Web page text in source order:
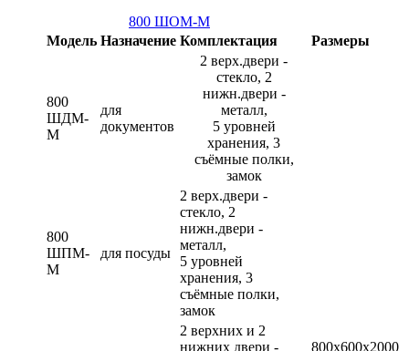
800 ШОМ-М
Модель Назначение Комплектация Размеры
800
ШДМ-
М
для
документов
2 верх.двери -
стекло, 2
нижн.двери -
металл,
5 уровней
хранения, 3
съёмные полки,
замок
800х600х2000
800
ШПМ-
М
для посуды
2 верх.двери -
стекло, 2
нижн.двери -
металл,
5 уровней
хранения, 3
съёмные полки,
замок
2 верхних и 2
нижних двери -